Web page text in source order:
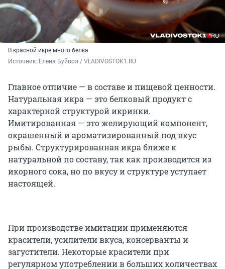
В красной икре много белка
Источник: Елена Буйвол / VLADIVOSTOK1.RU
Главное отличие — в составе и пищевой ценности.
Натуральная икра — это белковый продукт с
характерной структурой икринки.
Имитированная — это желирующий компонент,
окрашенный и ароматизированный под вкус
рыбы. Структурированная икра ближе к
натуральной по составу, так как производится из
икорного сока, но по вкусу и структуре уступает
настоящей.
При производстве имитации применяются
красители, усилители вкуса, консерванты и
загустители. Некоторые красители при
регулярном употреблении в больших количествах